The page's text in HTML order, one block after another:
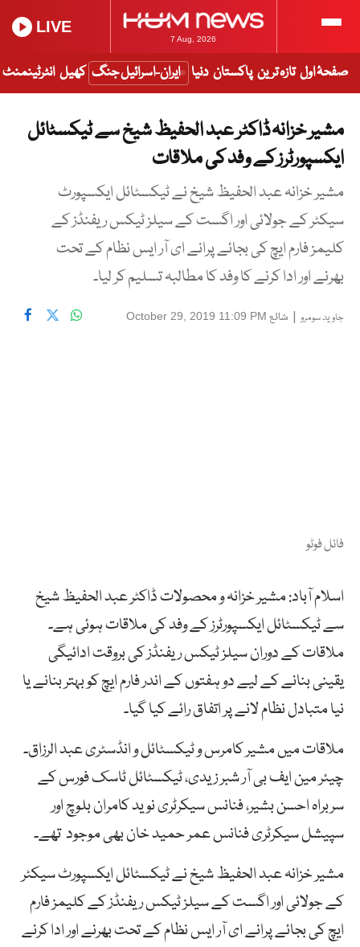
7 Aug, 2026
LIVE
صفحۂ اول تازہ ترین پاکستان دنیا ایران-اسرائیل جنگ کھیل انٹرٹینمنٹ
مشیر خزانہ ڈاکٹر عبد الحفیظ شیخ سے ٹیکسٹائل
ایکسپورٹرز کے وفد کی ملاقات
مشیر خزانہ عبد الحفیظ شیخ نے ٹیکسٹائل ایکسپورٹ
سیکٹر کے جولائی اور اگست کے سیلز ٹیکس ریفنڈز کے
کلیمز فارم ایچ کی بجائے پرانے ای آر ایس نظام کے تحت
بھرنے اور ادا کرنے کا وفد کا مطالبہ تسلیم کر لیا۔
جاوید سومرو| شائع October 29, 2019 11:09 PM
فائل فوٹو
اسلام آباد: مشیر خزانہ و محصولات ڈاکٹر عبد الحفیظ شیخ
سے ٹیکسٹائل ایکسپورٹرز کے وفد کی ملاقات ہوئی ہے۔
ملاقات کے دوران سیلز ٹیکس ریفنڈز کی بروقت ادائیگی
یقینی بنانے کے لیے دو ہفتوں کے اندر فارم ایچ کو بہتر بنانے یا
نیا متبادل نظام لانے پر اتفاق رائے کیا گیا۔
ملاقات میں مشیر کامرس و ٹیکسٹائل و انڈسٹری عبد الرزاق۔
چیئر مین ایف بی آر شبر زیدی، ٹیکسٹائل ٹاسک فورس کے
سربراہ احسن بشیر، فنانس سیکرٹری نوید کامران بلوچ اور
سپیشل سیکرٹری فنانس عمر حمید خان بھی موجود تھے۔
مشیر خزانہ عبد الحفیظ شیخ نے ٹیکسٹائل ایکسپورٹ سیکٹر
کے جولائی اور اگست کے سیلز ٹیکس ریفنڈز کے کلیمز فارم
ایچ کی بجائے پرانے ای آر ایس نظام کے تحت بھرنے اور ادا کرنے